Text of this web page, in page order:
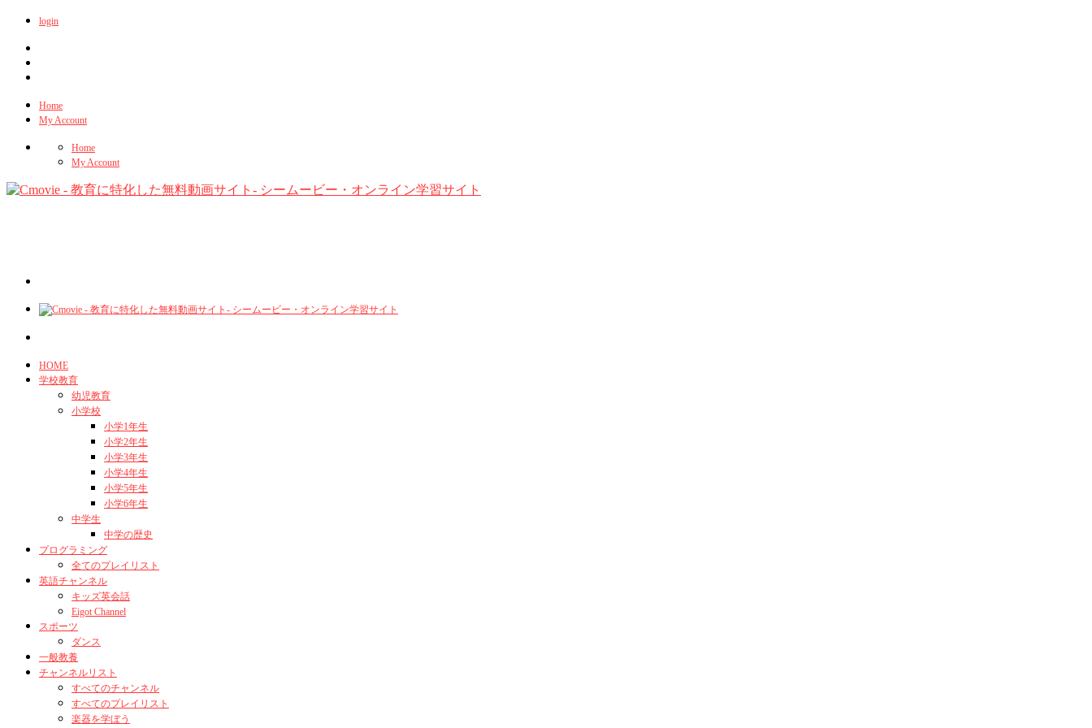
login
Home
My Account
Home
My Account
HOME
学校教育
幼児教育
小学校
小学1年生
小学2年生
小学3年生
小学4年生
小学5年生
小学6年生
中学生
中学の歴史
プログラミング
全てのプレイリスト
英語チャンネル
キッズ英会話
Eigot Channel
スポーツ
ダンス
一般教養
チャンネルリスト
すべてのチャンネル
すべてのプレイリスト
楽器を学ぼう